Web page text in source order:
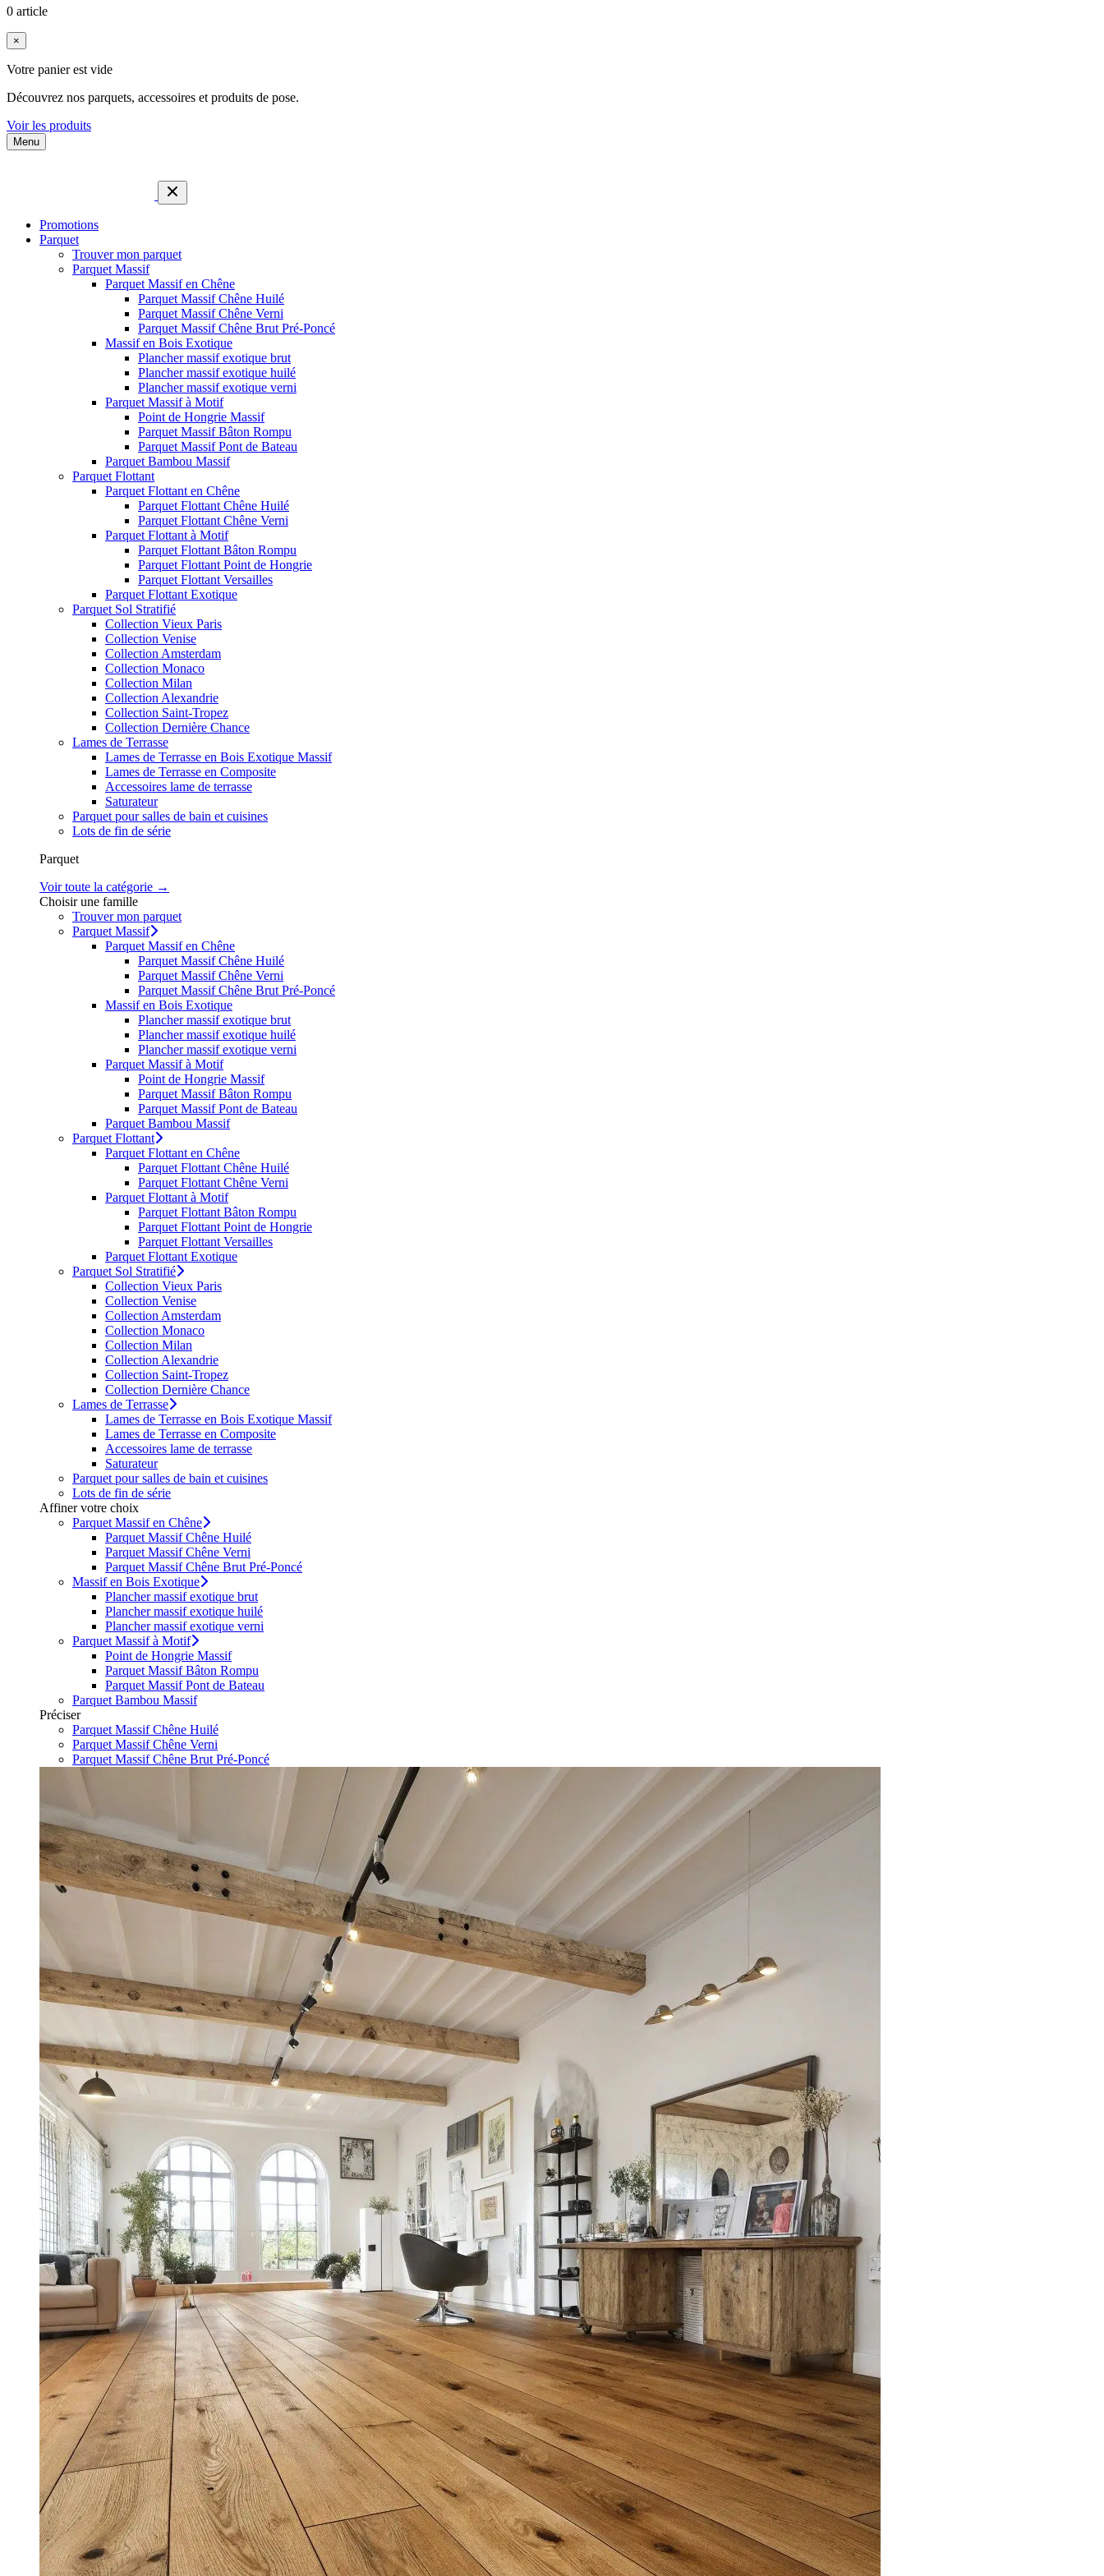
0 article
×
Votre panier est vide
Découvrez nos parquets, accessoires et produits de pose.
Voir les produits
Menu
Promotions
Parquet
Trouver mon parquet
Parquet Massif
Parquet Massif en Chêne
Parquet Massif Chêne Huilé
Parquet Massif Chêne Verni
Parquet Massif Chêne Brut Pré-Poncé
Massif en Bois Exotique
Plancher massif exotique brut
Plancher massif exotique huilé
Plancher massif exotique verni
Parquet Massif à Motif
Point de Hongrie Massif
Parquet Massif Bâton Rompu
Parquet Massif Pont de Bateau
Parquet Bambou Massif
Parquet Flottant
Parquet Flottant en Chêne
Parquet Flottant Chêne Huilé
Parquet Flottant Chêne Verni
Parquet Flottant à Motif
Parquet Flottant Bâton Rompu
Parquet Flottant Point de Hongrie
Parquet Flottant Versailles
Parquet Flottant Exotique
Parquet Sol Stratifié
Collection Vieux Paris
Collection Venise
Collection Amsterdam
Collection Monaco
Collection Milan
Collection Alexandrie
Collection Saint-Tropez
Collection Dernière Chance
Lames de Terrasse
Lames de Terrasse en Bois Exotique Massif
Lames de Terrasse en Composite
Accessoires lame de terrasse
Saturateur
Parquet pour salles de bain et cuisines
Lots de fin de série
Parquet
Voir toute la catégorie →
Choisir une famille
Trouver mon parquet
Parquet Massif
Parquet Massif en Chêne
Parquet Massif Chêne Huilé
Parquet Massif Chêne Verni
Parquet Massif Chêne Brut Pré-Poncé
Massif en Bois Exotique
Plancher massif exotique brut
Plancher massif exotique huilé
Plancher massif exotique verni
Parquet Massif à Motif
Point de Hongrie Massif
Parquet Massif Bâton Rompu
Parquet Massif Pont de Bateau
Parquet Bambou Massif
Parquet Flottant
Parquet Flottant en Chêne
Parquet Flottant Chêne Huilé
Parquet Flottant Chêne Verni
Parquet Flottant à Motif
Parquet Flottant Bâton Rompu
Parquet Flottant Point de Hongrie
Parquet Flottant Versailles
Parquet Flottant Exotique
Parquet Sol Stratifié
Collection Vieux Paris
Collection Venise
Collection Amsterdam
Collection Monaco
Collection Milan
Collection Alexandrie
Collection Saint-Tropez
Collection Dernière Chance
Lames de Terrasse
Lames de Terrasse en Bois Exotique Massif
Lames de Terrasse en Composite
Accessoires lame de terrasse
Saturateur
Parquet pour salles de bain et cuisines
Lots de fin de série
Affiner votre choix
Parquet Massif en Chêne
Parquet Massif Chêne Huilé
Parquet Massif Chêne Verni
Parquet Massif Chêne Brut Pré-Poncé
Massif en Bois Exotique
Plancher massif exotique brut
Plancher massif exotique huilé
Plancher massif exotique verni
Parquet Massif à Motif
Point de Hongrie Massif
Parquet Massif Bâton Rompu
Parquet Massif Pont de Bateau
Parquet Bambou Massif
Préciser
Parquet Massif Chêne Huilé
Parquet Massif Chêne Verni
Parquet Massif Chêne Brut Pré-Poncé